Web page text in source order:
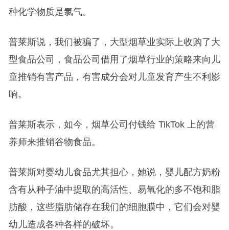
种化学物质是氯气。
普莱斯说，我们被骗了，大型烟草业实际上收购了大
型食品公司，食品公司借用了烟草行业的策略来向儿
童推销有害产品，有害成分会对儿童发育产生不利影
响。
普莱斯表示，如今，烟草公司付钱给 TikTok 上的营
养师来推销谷物食品。
普莱斯对婴幼儿食品尤其担心，她说，婴儿配方奶粉
含有从种子油中提取的高活性、易氧化的多不饱和脂
肪酸，这些脂肪储存在我们的细胞膜中，它们会对婴
幼儿造成各种各样的破坏。